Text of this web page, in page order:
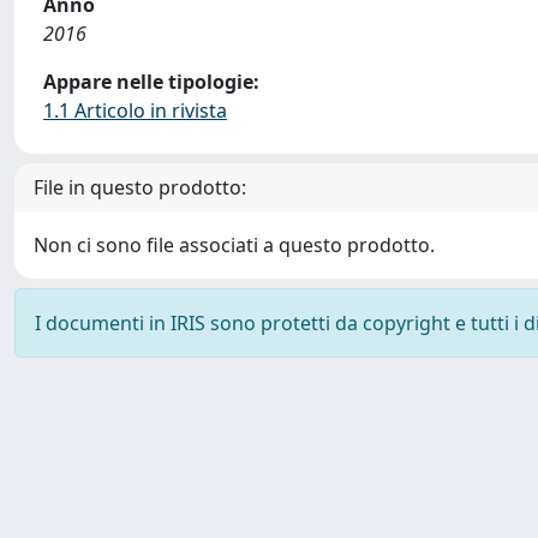
2016
Appare nelle tipologie:
1.1 Articolo in rivista
File in questo prodotto:
Non ci sono file associati a questo prodotto.
I documenti in IRIS sono protetti da copyright e tutti i